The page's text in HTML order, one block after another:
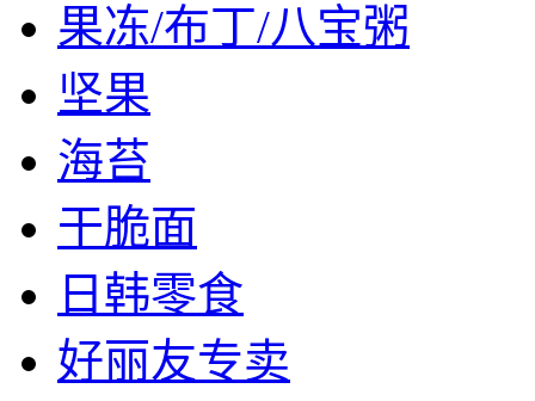
果冻/布丁/八宝粥
坚果
海苔
干脆面
日韩零食
好丽友专卖